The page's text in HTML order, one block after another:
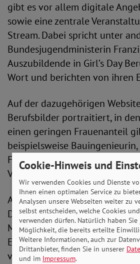
gibt es vor allem digitale
sowie eine zentrale
Stream. Dabei spricht unter
Bundesjugendministerin
Auszubildende in Girl’s Day
Wort und berichten von ihren
Auf der dazugehörigen
Berufsbilder portraitiert, in
einen geringen Frauenanteil
beispielsweise Bauingenieurin,
Fluggerätemechanikerin,
Verfahrenstechnikerin.
Auch der SoVD beteiligte sich
Day. 2018 öffnete er seine
Motto „Frauen in
Eindruck von der Arbeit des
vermitteln.
Cookie-Hinweis und
Wir verwenden Cookies und Dienste
Ihnen einen optimalen Service zu
Analysen unsere Webseiten weiter zu
selbst entscheiden, welche Cookies
verwenden dürfen. Natürlich haben
Möglichkeit, die bereits erteilte
Weitere Informationen, auch zur
Drittanbieter, finden Sie in unserer
und im Impressum.